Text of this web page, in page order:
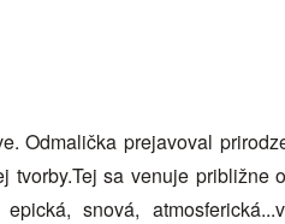
Odmalička prejavoval
tvorby.Tej sa venuje
snová,